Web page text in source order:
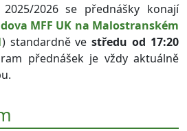
2026 se přednášky konají
MFF UK na Malostranském
) standardně vestředu od 17:20
přednášek je vždy aktuálně